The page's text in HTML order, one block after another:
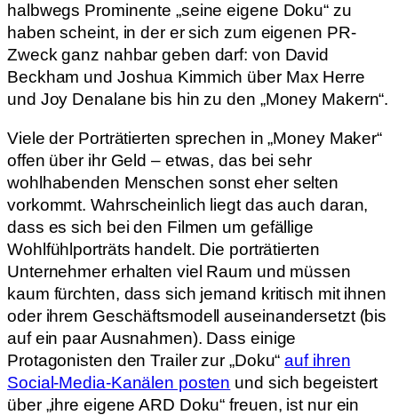
halbwegs Prominente „seine eigene Doku“ zu
haben scheint, in der er sich zum eigenen PR-
Zweck ganz nahbar geben darf: von David
Beckham und Joshua Kimmich über Max Herre
und Joy Denalane bis hin zu den „Money Makern“.
Viele der Porträtierten sprechen in „Money Maker“
offen über ihr Geld – etwas, das bei sehr
wohlhabenden Menschen sonst eher selten
vorkommt. Wahrscheinlich liegt das auch daran,
dass es sich bei den Filmen um gefällige
Wohlfühlporträts handelt. Die porträtierten
Unternehmer erhalten viel Raum und müssen
kaum fürchten, dass sich jemand kritisch mit ihnen
oder ihrem Geschäftsmodell auseinandersetzt (bis
auf ein paar Ausnahmen). Dass einige
Protagonisten den Trailer zur „Doku“auf ihren
Social-Media-Kanälen posten und sich begeistert
über „ihre eigene ARD Doku“ freuen, ist nur ein